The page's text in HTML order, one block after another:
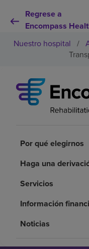
Regrese a
Encompass
Por qué debe
Servicios de
Pacientes y cuidadores
Acerca de nosotros
Nuestro hospital /
Por qué elegirnos
Haga una
Servicios
Información
Noticias